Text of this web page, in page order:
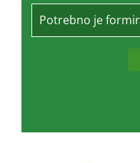
Potrebno je